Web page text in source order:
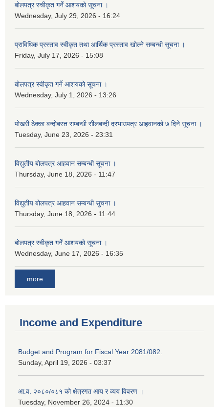
बोलपत्र स्चीकृत गर्ने आशयको सूचना ।
Wednesday, July 29, 2026 - 16:24
प्राविधिक प्रस्ताव स्वीकृत तथा आर्थिक प्रस्ताव खोल्ने सम्बन्धी सूचना ।
Friday, July 17, 2026 - 15:08
बोलपत्र स्वीकृत गर्ने आशयको सूचना ।
Wednesday, July 1, 2026 - 13:26
पोखरी ठेक्का बन्दोबस्त सम्बन्धी सीलबन्दी दरभाउपत्र आहवानको ७ दिने सूचना ।
Tuesday, June 23, 2026 - 23:31
विद्युतीय बोलपत्र आहवान सम्बन्धी सूचना ।
Thursday, June 18, 2026 - 11:47
विद्युतीय बोलपत्र आहवान सम्बन्धी सुचना ।
Thursday, June 18, 2026 - 11:44
बोलपत्र स्वीकृत गर्ने आशयको सूचना ।
Wednesday, June 17, 2026 - 16:35
more
Income and Expenditure
Budget and Program for Fiscal Year 2081/082.
Sunday, April 19, 2026 - 03:37
आ.व. २०८०/०८१ को क्षेत्रगत आय र व्यय विवरण ।
Tuesday, November 26, 2024 - 11:30